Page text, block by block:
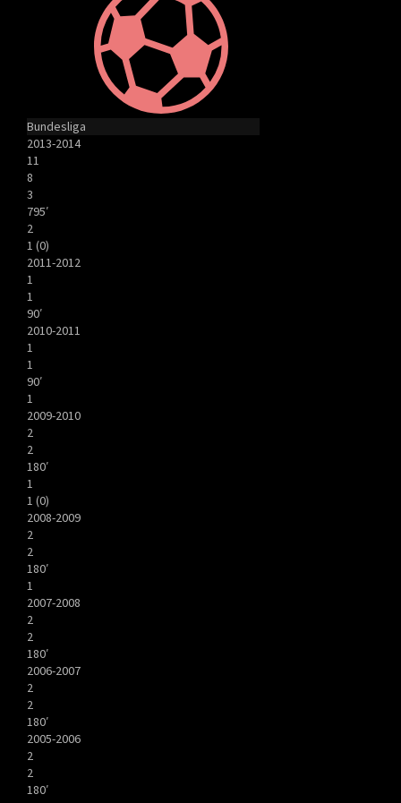
Bundesliga
2013-2014
11
8
3
795′
2
1 (0)
2011-2012
1
1
90′
2010-2011
1
1
90′
1
2009-2010
2
2
180′
1
1 (0)
2008-2009
2
2
180′
1
2007-2008
2
2
180′
2006-2007
2
2
180′
2005-2006
2
2
180′